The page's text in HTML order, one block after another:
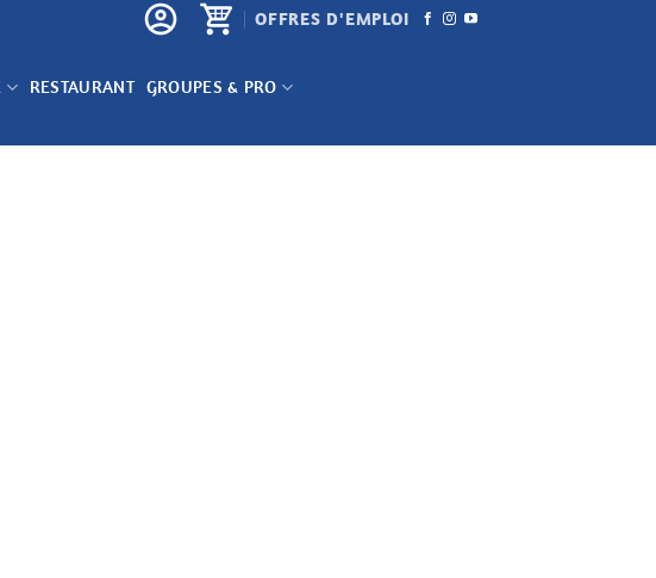
OFFRES D'EMPLOI
RESTAURANT GROUPES & PRO